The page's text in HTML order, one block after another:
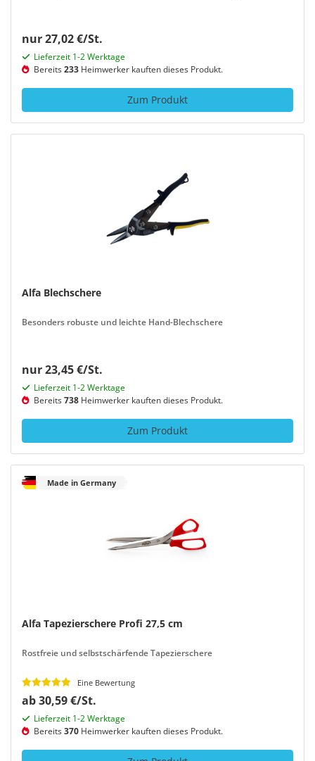
nur 27,02 €/St.
Lieferzeit 1-2 Werktage
Bereits233 Heimwerker kauften dieses Produkt.
Zum Produkt
Alfa Blechschere
Besonders robuste und leichte Hand-Blechschere
nur 23,45 €/St.
Lieferzeit 1-2 Werktage
Bereits738 Heimwerker kauften dieses Produkt.
Zum Produkt
Made in Germany
Alfa Tapezierschere Profi 27,5 cm
Rostfreie und selbstschärfende Tapezierschere
Eine Bewertung
ab 30,59 €/St.
Lieferzeit 1-2 Werktage
Bereits370 Heimwerker kauften dieses Produkt.